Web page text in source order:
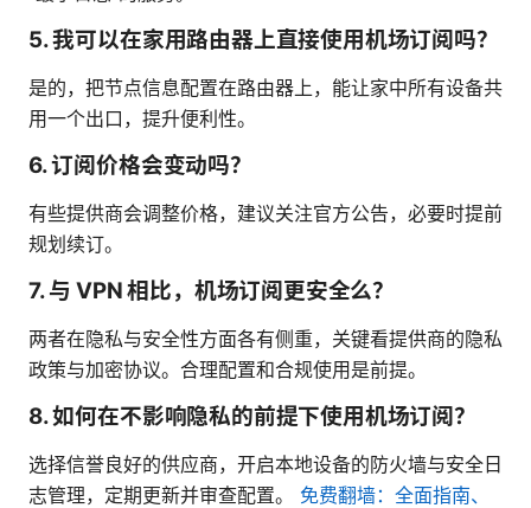
5. 我可以在家用路由器上直接使用机场订阅吗？
是的，把节点信息配置在路由器上，能让家中所有设备共
用一个出口，提升便利性。
6. 订阅价格会变动吗？
有些提供商会调整价格，建议关注官方公告，必要时提前
规划续订。
7. 与 VPN 相比，机场订阅更安全么？
两者在隐私与安全性方面各有侧重，关键看提供商的隐私
政策与加密协议。合理配置和合规使用是前提。
8. 如何在不影响隐私的前提下使用机场订阅？
选择信誉良好的供应商，开启本地设备的防火墙与安全日
志管理，定期更新并审查配置。 免费翻墙：全面指南、